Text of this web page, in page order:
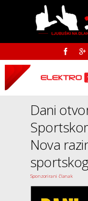
Dani
Nova
Sponzorirani članak